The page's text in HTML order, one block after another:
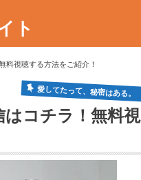
ト
料視聴する方法をご紹介！
愛してたって、秘密はある。
はコチラ！無料視